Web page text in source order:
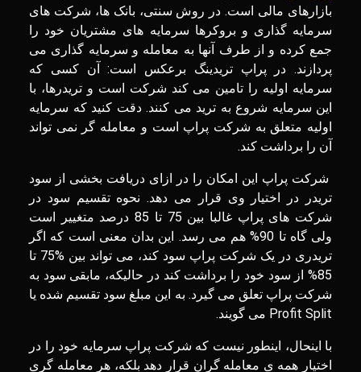
بازارهای مالی است. در روش سنتی، بانک ها، شرکت های
سرمایه گذاری و بروکرها سرمایه های مشتریان خود را
جمع کرده و از طرف آنها به معامله و سرمایه گذاری می
پردازند. در پراپ تریدینگ برعکس است: آن کسی که
سرمایه اولیه را تامین می کند شرکت است و تریدرها، با
این سرمایه شروع به ترید می کنند. دقت کنید که سرمایه
اولیه متعلق به شرکت پراپ است و معامله گر نمی تواند
آن را برداشت کند.
شرکت پراپ این امکان را در ازای دریافت بخشی از سود
تریدر در اختیار وی قرار می دهد. نحوه تقسیم سود در
شرکت های پراپ غالبا بین 75 تا 85 درصد متغییر است
ولی گاه تا 90% هم می رسد. این بدان معنی است که اگر
تریدری در یک شرکت پراپ سود کند، می تواند بین %75 تا
85% از سود خود را برداشت کند در حالیکه، مابقی سود به
شرکت پراپ تعلق می گیرد. به این مبلغ سود تقسیم شده یا
Profit Split می گویند.
با اینحال، اینطور نیست که شرکت پراپ سرمایه خود را در
اختیار همه ی معامله گران قرار دهد بلکه، هر معامله گری